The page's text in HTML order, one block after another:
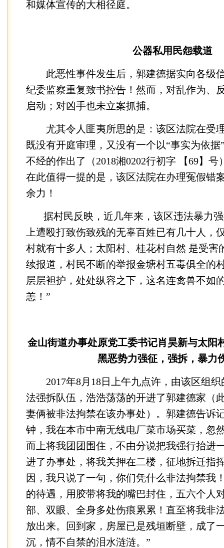
和媒体宣传的大相径庭。
公器私用民怨载道
此恶性事件发生后，郭建德据实向各级
纪委监察重复致书控告！然而，对乱作为、
启动；对凶手也未立案抓捕。
尤其令人匪夷所思的是：该区法院在受
既没有开庭审理，又没有一个以“事实为依
不经的作出了（2018湘0202行初字 【69】
在此值得一提的是，该区法院在办理冤假错
余力！
据村民反映，近几年来，该区违法暴力强
上遭殴打致伤致残的无辜百姓已有几十人，
村就有十多人；太阳村、桂花村自然 是受害
续报道，村民不断的举报金塘村五毒俱全的
层层袒护，处处纵容之下，这名连禽兽不如
恙！”
金山街道办事处原党工委书记肖昊新与太阳
黑恶势力强征，强拆，暴力
2017年8月18日上午九点许，由该区组织
法强拆队伍，浩浩荡荡的开进了郭建德家（
妻俩被非法拘禁在该办事处）。郭建德告诉
钟，我在本市中南无线电厂菜市场买菜，忽
而上将我团团围住，不由分说把我强行抬进
进了办事处，将我关押在二楼，征地拆迁指
因，我只说了一句，你们凭什么非法拘禁我
的待遇，用胶带将我的嘴巴封住，五六个人
部、双眼、全身多处伤痕累累！直至将我非
放出来。回到家，房屋已是残垣断壁，成了
沉，情不自禁的泪水涟涟。”